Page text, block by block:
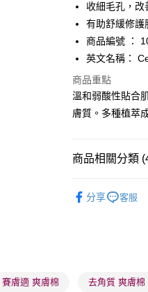
WeChat Pay
BoC Pay
送貨方式
順豐自助櫃 - 確
順豐站及營業點
確認發貨後1-3
取。逾期會取消
收細毛孔，改
有助舒緩修護
商品編號 ：
英文名稱：
商品重點
溫和弱酸性貼合
膚質。多種植萃
商品相關分類
分享 客服
賽膚適 爽膚棉 去角質 爽膚棉